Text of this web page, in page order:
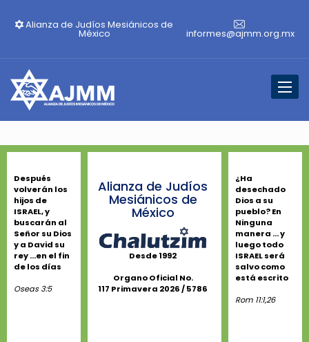
Alianza de Judíos Mesiánicos de
México informes@ajmm.org.mx
Después
volverán los
hijos de
ISRAEL, y
buscarán al
Señor su Dios
y a David su
rey ...en el fin
de los días
Oseas 3:5
Alianza de Judíos
Mesiánicos de
México
Desde 1992
Organo Oficial No.
117 Primavera 2026 / 5786
¿Ha
desechado
Dios a su
pueblo? En
Ninguna
manera ... y
luego todo
ISRAEL será
salvo como
está escrito
Rom 11:1,26